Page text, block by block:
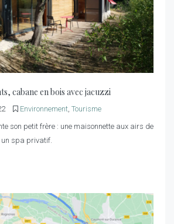
cabane en bois avec jacuzzi
Environnement, Tourisme
son petit frère : une maisonnette aux airs de
un spa privatif.